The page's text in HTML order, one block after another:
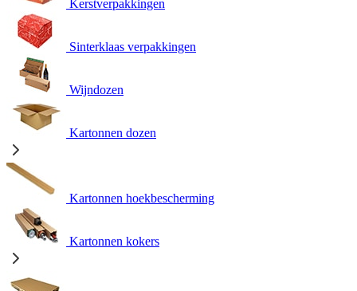
Kerstverpakkingen
Sinterklaas verpakkingen
Wijndozen
Kartonnen dozen
Kartonnen hoekbescherming
Kartonnen kokers